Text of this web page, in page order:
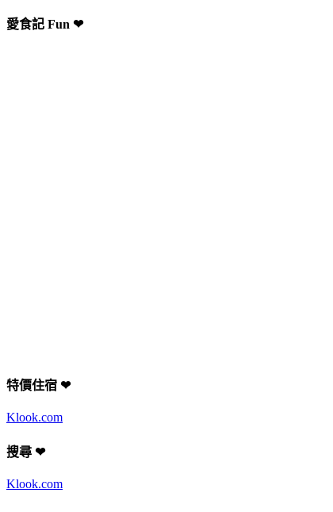
愛食記 Fun ❤
特價住宿 ❤
Klook.com
搜尋 ❤
Klook.com